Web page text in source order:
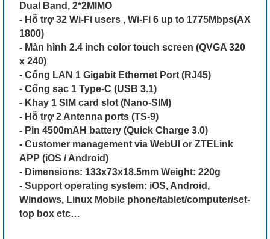
Dual Band, 2*2MIMO
- Hỗ trợ 32 Wi-Fi users , Wi-Fi 6 up to 1775Mbps(AX
1800)
- Màn hình 2.4 inch color touch screen (QVGA 320
x 240)
- Cổng LAN 1 Gigabit Ethernet Port (RJ45)
- Cổng sạc 1 Type-C (USB 3.1)
- Khay 1 SIM card slot (Nano-SIM)
- Hỗ trợ 2 Antenna ports (TS-9)
- Pin 4500mAH battery (Quick Charge 3.0)
- Customer management via WebUI or ZTELink
APP (iOS / Android)
- Dimensions: 133x73x18.5mm Weight: 220g
- Support operating system: iOS, Android,
Windows, Linux Mobile phone/tablet/computer/set-
top box etc…